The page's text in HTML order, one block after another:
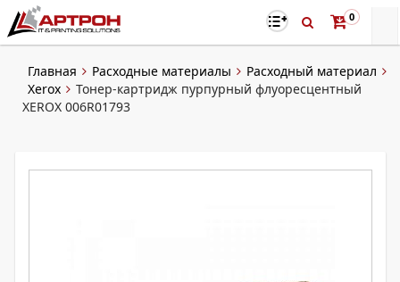
0
Главная Расходные материалы
Расходный материал
Xerox
Тонер-картридж пурпурный флуоресцентный
XEROX 006R01793